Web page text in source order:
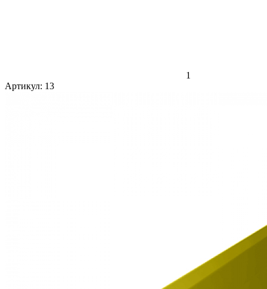
1
Артикул: 13